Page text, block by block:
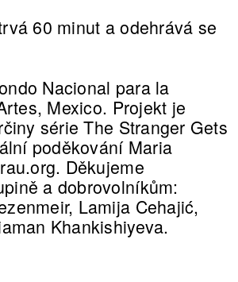
60 minut a odehrává se
Nacional para la
Mexico. Projekt je
série The Stranger Gets
poděkování Maria
Děkujeme
a dobrovolníkům:
Lamija Cehajić,
Khankishiyeva.